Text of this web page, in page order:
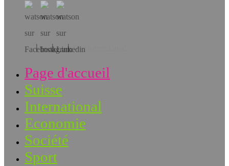
Téléchargez l’app!
Page d'accueil
Suisse
International
Economie
Société
Sport